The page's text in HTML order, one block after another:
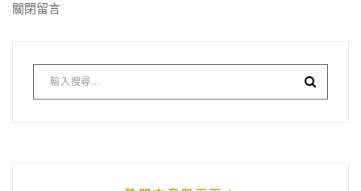
關閉留言